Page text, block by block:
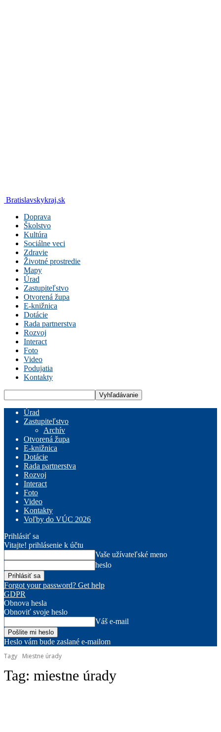
Bratislavskykraj.sk
Doprava
Školstvo
Kultúra
Sociálne veci
Zdravie
Životné prostredie
Mapy
Úrad
Zastupiteľstvo
Otvorená župa
E-knižnica
Dotácie
Rada partnerstva
Rozvoj
Interact
Foto
Video
Podujatia
Kontakty
Úrad
Zastupiteľstvo
Archív
Otvorená župa
E-knižnica
Dotácie
Rada partnerstva
Rozvoj
Interact
Foto
Video
Kontakty
Voľby do VÚC 2026
Prihlásiť sa
Vitajte! prihlásenie k účtu
Vaše užívateľské meno
heslo
Forgot your password? Get help
GDPR
Obnova hesla
Obnoviť svoje heslo
Váš e-mail
Heslo vám bude zaslané e-mailom
Tagy
Miestne úrady
Tag: miestne úrady